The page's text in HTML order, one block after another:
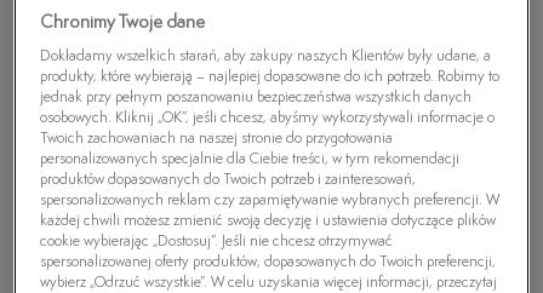
Chronimy Twoje dane
Dokładamy wszelkich starań, aby zakupy naszych Klientów były udane, a
produkty, które wybierają – najlepiej dopasowane do ich potrzeb. Robimy to
jednak przy pełnym poszanowaniu bezpieczeństwa wszystkich danych
osobowych. Kliknij „OK”, jeśli chcesz, abyśmy wykorzystywali informacje o
Twoich zachowaniach na naszej stronie do przygotowania
personalizowanych specjalnie dla Ciebie treści, w tym rekomendacji
produktów dopasowanych do Twoich potrzeb i zainteresowań,
spersonalizowanych reklam czy zapamiętywanie wybranych preferencji. W
każdej chwili możesz zmienić swoją decyzję i ustawienia dotyczące plików
cookie wybierając „Dostosuj”. Jeśli nie chcesz otrzymywać
spersonalizowanej oferty produktów, dopasowanych do Twoich preferencji,
wybierz „Odrzuć wszystkie”. W celu uzyskania więcej informacji, przeczytaj